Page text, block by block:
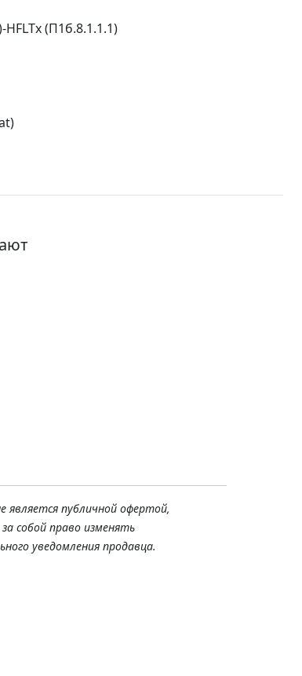
(П1б.8.1.1.1)
является публичной офертой,
собой право изменять
уведомления продавца.